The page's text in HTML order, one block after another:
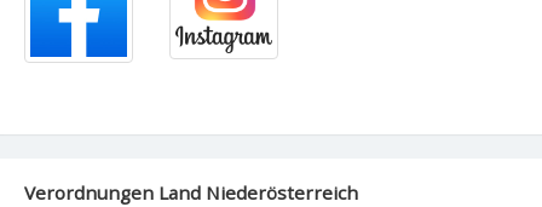
Verordnungen Land Niederösterreich